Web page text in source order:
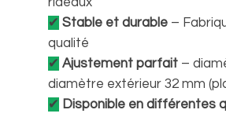
✔ Stable et durable –
qualité
✔ Ajustement parfait –
diamètre extérieur 32 mm
✔ Disponible en différentes